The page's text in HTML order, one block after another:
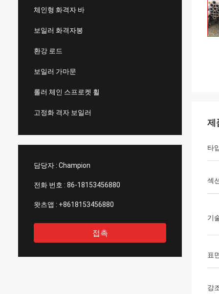
체인형 화격자 바
보일러 화격자봉
환강 로드
보일러 가마문
롤러 체인 스프로켓 휠
고정화 격자 보일러
담당자 : Champion
전화 번호 : 86-18153456880
왓츠앱 : +8618153456880
접촉
제
타
섹
기
표
강